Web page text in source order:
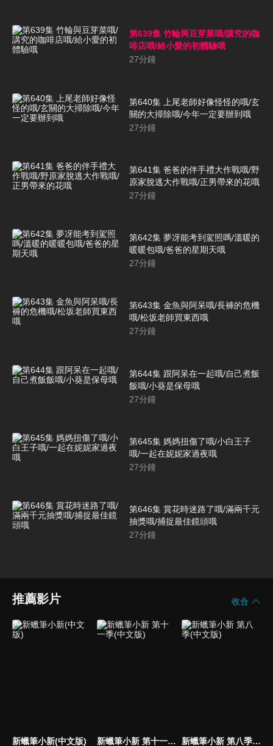
第639集 竹輪與豆芽菜哦/講究的咖
啡店哦/給小愛的初體驗哦
27分鐘
第640集 上尾老師好像怪怪的哦/玄
關的大掃除哦/今年一定要辦到哦
27分鐘
第641集 爸爸的伴手禮大作戰哦/野
原家脫逃大作戰哦/正男帶來的花哦
27分鐘
第642集 夢冴能考到駕照嗎/溫暖的
暖暖包哦/爸爸的星期天哦
27分鐘
第643集 金魚與阿呆哦/長褲的危機
哦/松坂老師買東西哦
27分鐘
第644集 跟阿呆在一起哦/自己煮飯
飯哦/小葵是保母哦
27分鐘
第645集 媽媽扭傷了哦/小白王子
哦/一起在妮妮家過夜哦
27分鐘
第646集 賞花時迷路了哦/滿兩千元
抽獎哦/捕捉最佳鏡頭哦
27分鐘
推薦影片 收合
新蠟筆小新(中文版) 新蠟筆小新 第十一季(中文版) 新蠟筆小新 第八季(中文版)